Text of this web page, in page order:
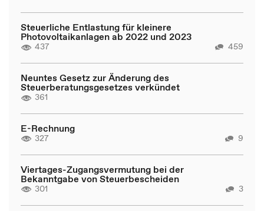
Steuerliche Entlastung für kleinere
Photovoltaikanlagen ab 2022 und 2023
437 459
Neuntes Gesetz zur Änderung des
Steuerberatungsgesetzes verkündet
361
E-Rechnung
327 9
Viertages-Zugangsvermutung bei der
Bekanntgabe von Steuerbescheiden
301 3